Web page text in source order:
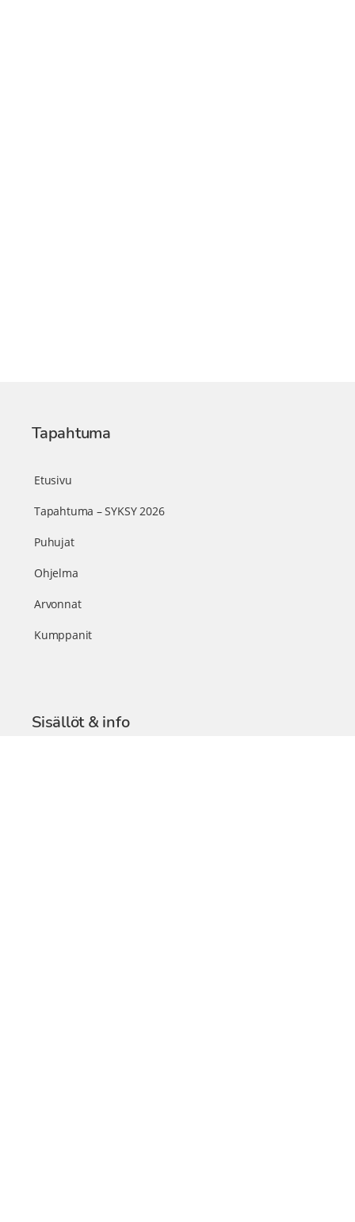
Tapahtuma
Etusivu
Tapahtuma – SYKSY 2026
Puhujat
Ohjelma
Arvonnat
Kumppanit
Sisällöt & info